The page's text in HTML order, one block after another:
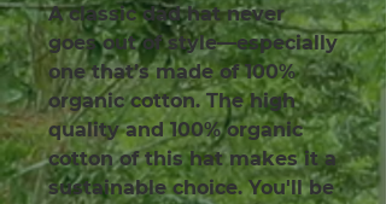
A classic dad hat never
goes out of style—especially
one that’s made of 100%
organic cotton. The high
quality and 100% organic
cotton of this hat makes it a
sustainable choice. You'll be